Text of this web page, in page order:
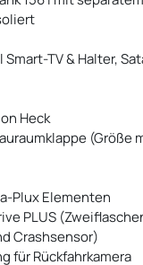
Smart-TV & Halter,
Heck
(Größe
Plux Elementen
PLUS
Crashsensor)
für Rückfahrkamera